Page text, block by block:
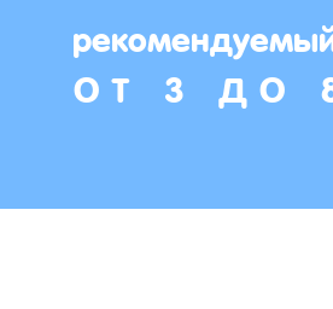
ОТ 3 ДО